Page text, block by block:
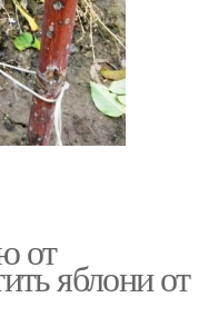
от
яблони от